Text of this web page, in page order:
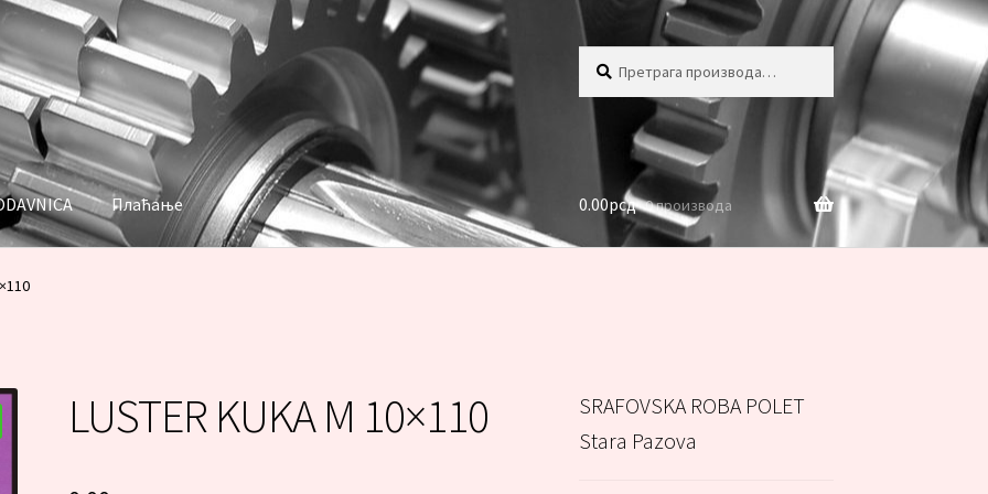
Плаћање 0.00рсд 0 производа
LUSTER KUKA M 10×110
SRAFOVSKA ROBA POLET
Stara Pazova